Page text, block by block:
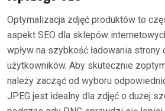
Optymalizacja zdjęć produktów to
aspekt SEO dla sklepów
wpływ na szybkość ładowania
użytkowników. Aby skutecznie
należy zacząć od wyboru
JPEG jest idealny dla zdjęć o dużej